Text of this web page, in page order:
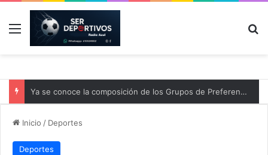
Menú
Ya se conoce la composición de los Grupos de Preferente y el calendario
Inicio / Deportes
Deportes